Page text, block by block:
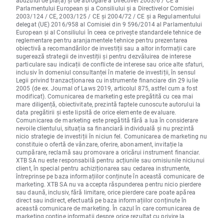
Parlamentului European și a Consiliului și a Directivelor Comisiei
2003/124 / CE, 2003/125 / CE și 2004/72 / CE și a Regulamentului
delegat (UE) 2016/958 al Comisiei din 9 596/2014 al Parlamentului
European și al Consiliului în ceea ce privește standardele tehnice de
reglementare pentru aranjamentele tehnice pentru prezentarea
obiectivă a recomandărilor de investiții sau a altor informații care
sugerează strategii de investiții și pentru dezvăluirea de interese
particulare sau indicații de conflicte de interese sau orice alte sfaturi,
inclusiv în domeniul consultanței în materie de investiții, în sensul
Legii privind tranzacționarea cu instrumente financiare din 29 iulie
2005 (de ex. Journal of Laws 2019, articolul 875, astfel cum a fost
modificat). Comunicarea de marketing este pregătită cu cea mai
mare diligență, obiectivitate, prezintă faptele cunoscute autorului la
data pregătirii și este lipsită de orice elemente de evaluare.
Comunicarea de marketing este pregătită fără a lua în considerare
nevoile clientului, situația sa financiară individuală și nu prezintă
nicio strategie de investiții în niciun fel. Comunicarea de marketing nu
constituie o ofertă de vânzare, oferire, abonament, invitație la
cumpărare, reclamă sau promovare a oricărui instrument financiar.
XTB SA nu este responsabilă pentru acțiunile sau omisiunile niciunui
client, în special pentru achiziționarea sau cedarea instrumente,
întreprinse pe baza informațiilor conținute în această comunicare de
marketing. XTB SA nu va accepta răspunderea pentru nicio pierdere
sau daună, inclusiv, fără limitare, orice pierdere care poate apărea
direct sau indirect, efectuată pe baza informațiilor conținute în
această comunicare de marketing. În cazul în care comunicarea de
marketing conține informații despre orice rezultat cu privire la